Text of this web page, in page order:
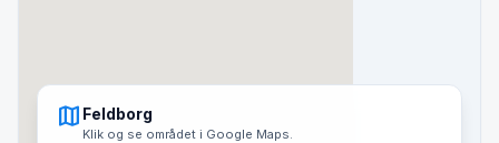
map Feldborg
Klik og se området i Google Maps.